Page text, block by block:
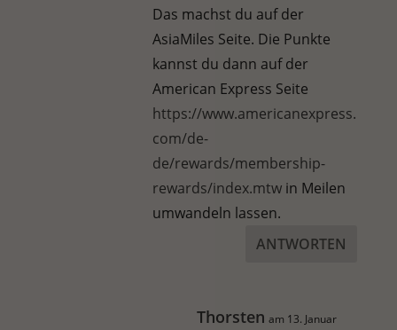
Das machst du auf der
AsiaMiles Seite. Die Punkte
kannst du dann auf der
American Express Seite
https://www.americanexpress.
com/de-
de/rewards/membership-
rewards/index.mtw in Meilen
umwandeln lassen.
ANTWORTEN
Thorsten am 13. Januar